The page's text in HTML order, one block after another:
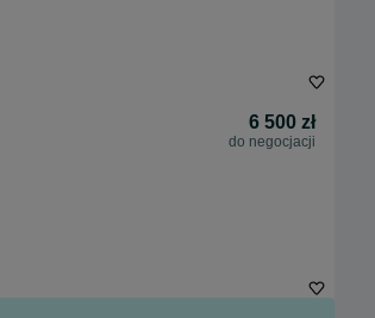
6 500 zł
do negocjacji